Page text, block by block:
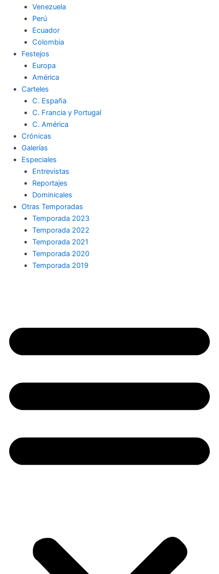
k
Venezuela
Perú
Ecuador
Colombia
Festejos
Europa
América
Carteles
C. España
C. Francia y Portugal
C. América
Crónicas
Galerías
Especiales
Entrevistas
Reportajes
Dominicales
Otras Temporadas
Temporada 2023
Temporada 2022
Temporada 2021
Temporada 2020
Temporada 2019